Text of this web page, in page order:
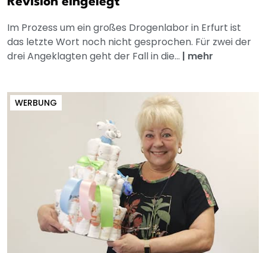
Im Prozess um ein großes Drogenlabor in Erfurt ist
das letzte Wort noch nicht gesprochen. Für zwei der
drei Angeklagten geht der Fall in die... | mehr
WERBUNG